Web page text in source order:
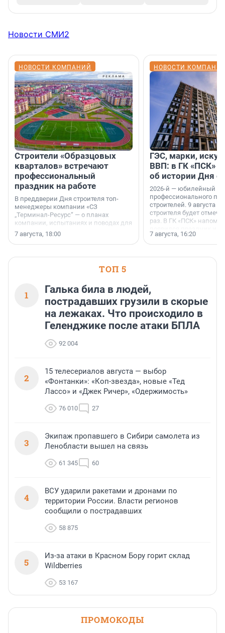
Новости СМИ2
НОВОСТИ КОМПАНИЙ
Строители «Образцовых
кварталов» встречают
профессиональный
праздник на работе
В преддверии Дня строителя топ-
менеджеры компании «СЗ
„Терминал-Ресурс“ — о планах
компании, испытаниях и поводах для
осторожного оптимизма.
7 августа, 18:00
НОВОСТИ
ГЭС, марки,
ВВП: в ГК «ПСК»
об истории Дня
2026-й — юбилейный
профессионального
строителей. 9 августа
строителя будет
раз. В ГК «ПСК»
поменялась роль
7 августа, 16:20
ТОП 5
1
Галька била в людей,
пострадавших грузили в скорые
на лежаках. Что происходило в
Геленджике после атаки БПЛА
92 004
2
15 телесериалов августа — выбор
«Фонтанки»: «Коп-звезда», новые «Тед
Лассо» и «Джек Ричер», «Одержимость»
76 010 27
3
Экипаж пропавшего в Сибири самолета из
Ленобласти вышел на связь
61 345 60
4
ВСУ ударили ракетами и дронами по
территории России. Власти регионов
сообщили о пострадавших
58 875
5
Из-за атаки в Красном Бору горит склад
Wildberries
53 167
ПРОМОКОДЫ